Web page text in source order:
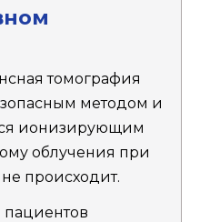
томография
методом и
ионизирующим
облучения при
происходит.